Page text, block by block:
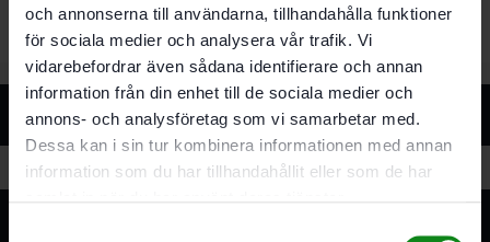
och annonserna till användarna, tillhandahålla funktioner
för sociala medier och analysera vår trafik. Vi
vidarebefordrar även sådana identifierare och annan
information från din enhet till de sociala medier och
annons- och analysföretag som vi samarbetar med.
Dessa kan i sin tur kombinera informationen med annan
information som du har tillhandahållit eller som de har
Relaterade produkter